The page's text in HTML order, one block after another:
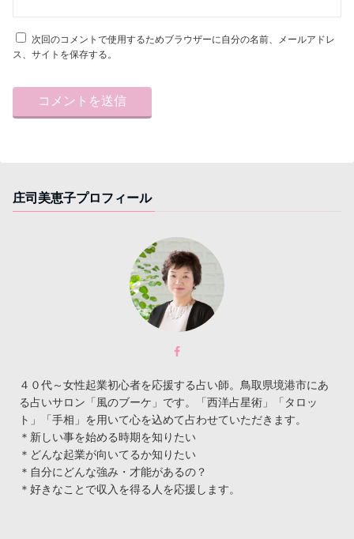
次回のコメントで使用するためブラウザーに自分の名前、メールアドレ
ス、サイトを保存する。
庄司美恵子プロフィール
４０代～女性起業初心者を応援する占い師。鳥取県境港市にあ
る占いサロン「風のブーケ」です。「西洋占星術」「タロッ
ト」「手相」を用いて心を込めて占わせていただきます。
＊新しい事を始める時期を知りたい
＊どんな起業が向いてるか知りたい
＊自分にどんな強み・才能があるの？
＊好きなことで収入を得る人を応援します。